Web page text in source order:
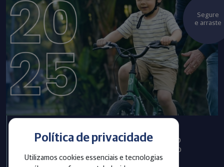
Política de privacidade
Utilizamos cookies essenciais e tecnologias
Infraprev publica Relatório
Anual com informações do
exercício 2025
Segure
e arraste